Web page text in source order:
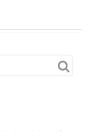
:
cardamine